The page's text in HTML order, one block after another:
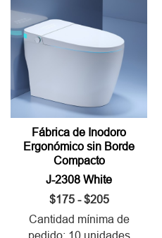
Fábrica de Inodoro
Ergonómico sin Borde
Compacto
J-2308 White
$175 - $205
Cantidad mínima de
pedido: 10 unidades